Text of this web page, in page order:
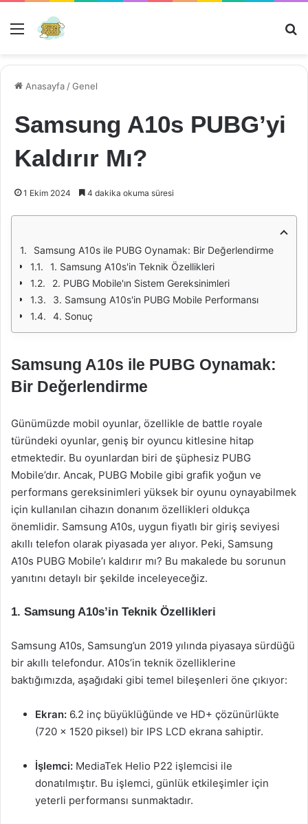
Menü
Anasayfa /Genel
Samsung A10s PUBG’yi
Kaldırır Mı?
1 Ekim 2024 4 dakika okuma süresi
Samsung A10s ile PUBG Oynamak: Bir Değerlendirme
1. Samsung A10s'in Teknik Özellikleri
2. PUBG Mobile'ın Sistem Gereksinimleri
3. Samsung A10s'in PUBG Mobile Performansı
4. Sonuç
Samsung A10s ile PUBG Oynamak:
Bir Değerlendirme
Günümüzde mobil oyunlar, özellikle de battle royale
türündeki oyunlar, geniş bir oyuncu kitlesine hitap
etmektedir. Bu oyunlardan biri de şüphesiz PUBG
Mobile’dır. Ancak, PUBG Mobile gibi grafik yoğun ve
performans gereksinimleri yüksek bir oyunu oynayabilmek
için kullanılan cihazın donanım özellikleri oldukça
önemlidir. Samsung A10s, uygun fiyatlı bir giriş seviyesi
akıllı telefon olarak piyasada yer alıyor. Peki, Samsung
A10s PUBG Mobile’ı kaldırır mı? Bu makalede bu sorunun
yanıtını detaylı bir şekilde inceleyeceğiz.
1. Samsung A10s’in Teknik Özellikleri
Samsung A10s, Samsung’un 2019 yılında piyasaya sürdüğü
bir akıllı telefondur. A10s’in teknik özelliklerine
baktığımızda, aşağıdaki gibi temel bileşenleri öne çıkıyor:
Ekran: 6.2 inç büyüklüğünde ve HD+ çözünürlükte
(720 x 1520 piksel) bir IPS LCD ekrana sahiptir.
İşlemci: MediaTek Helio P22 işlemcisi ile
donatılmıştır. Bu işlemci, günlük etkileşimler için
yeterli performansı sunmaktadır.